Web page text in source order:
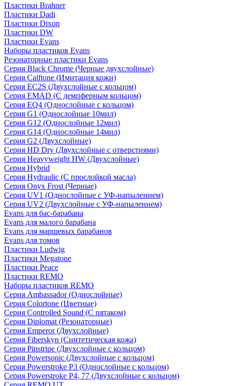
Пластики Brahner
Пластики Dadi
Пластики Dixon
Пластики DW
Пластики Evans
Наборы пластиков Evans
Резонаторные пластики Evans
Серия Black Chrome (Черные двухслойные)
Серия Calftone (Имитация кожи)
Серия EC2S (Двухслойные с кольцом)
Серия EMAD (С демпферным кольцом)
Серия EQ4 (Однослойные с кольцом)
Серия G1 (Однослойные 10мил)
Серия G12 (Однослойные 12мил)
Серия G14 (Однослойные 14мил)
Серия G2 (Двухслойные)
Серия HD Dry (Двухслойные с отверстиями)
Серия Heavyweight HW (Двухслойные)
Серия Hybrid
Серия Hydraulic (С прослойкой масла)
Серия Onyx Frost (Черные)
Серия UV1 (Однослойные с УФ-напылением)
Серия UV2 (Двухслойные с УФ-напылением)
Evans для бас-барабана
Evans для малого барабана
Evans для маршевых барабанов
Evans для томов
Пластики Ludwig
Пластики Megatone
Пластики Peace
Пластики REMO
Наборы пластиков REMO
Серия Ambassador (Однослойные)
Серия Colortone (Цветные)
Серия Controlled Sound (С пятаком)
Серия Diplomat (Резонаторные)
Серия Emperor (Двухслойные)
Серия Fiberskyn (Синтетическая кожа)
Серия Pinstripe (Двухслойные с кольцом)
Серия Powersonic (Двухслойные с кольцом)
Серия Powerstroke P3 (Однослойные с кольцом)
Серия Powerstroke P4, 77 (Двухслойные с кольцом)